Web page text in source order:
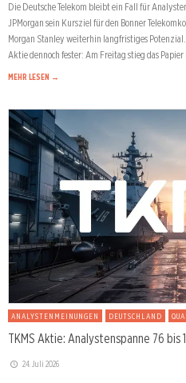
Die Deutsche Telekom bleibt ein Fall für
JPMorgan sein Kursziel für den Bonner
Morgan Stanley weiterhin langfristiges
Aktie dennoch fester: Am Freitag stieg das
MEHR LESEN →
ANALYSTENMEINUNGEN DEUTSCHLAND
TKMS Aktie: Analystenspanne 76 bis
24. Juli 2026